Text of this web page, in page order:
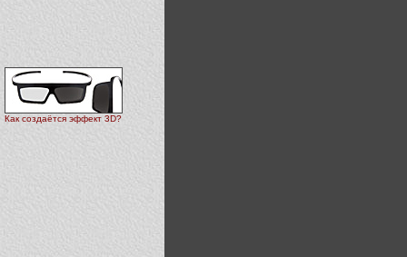
Как создаётся эффект 3D?